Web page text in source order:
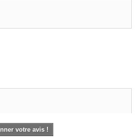
votre avis !